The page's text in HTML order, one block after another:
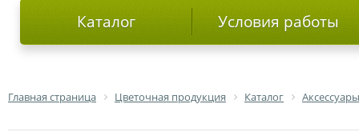
Каталог Условия работы
Главная страница Цветочная продукция Каталог